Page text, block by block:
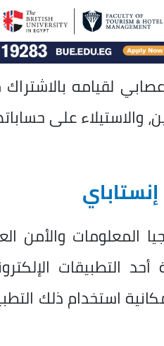
لقيامه
والاستيلاء على
المعلومات والأمن
التطبيقات
استخدام ذلك